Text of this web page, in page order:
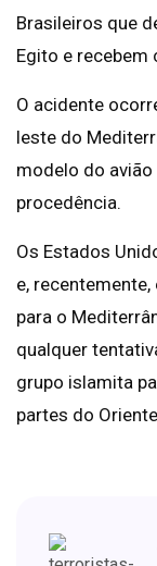
Brasileiros que
Egito e recebem
O acidente
leste do
modelo do
procedência.
Os Estados
e,
para o
qualquer
grupo islamita
partes do